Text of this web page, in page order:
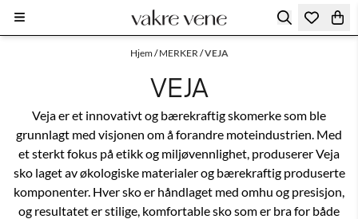
Hopp til innhold
Hjem/MERKER /VEJA
VEJA
Veja er et innovativt og bærekraftig skomerke som ble
grunnlagt med visjonen om å forandre moteindustrien. Med
et sterkt fokus på etikk og miljøvennlighet, produserer Veja
sko laget av økologiske materialer og bærekraftig produserte
komponenter. Hver sko er håndlaget med omhu og presisjon,
og resultatet er stilige, komfortable sko som er bra for både